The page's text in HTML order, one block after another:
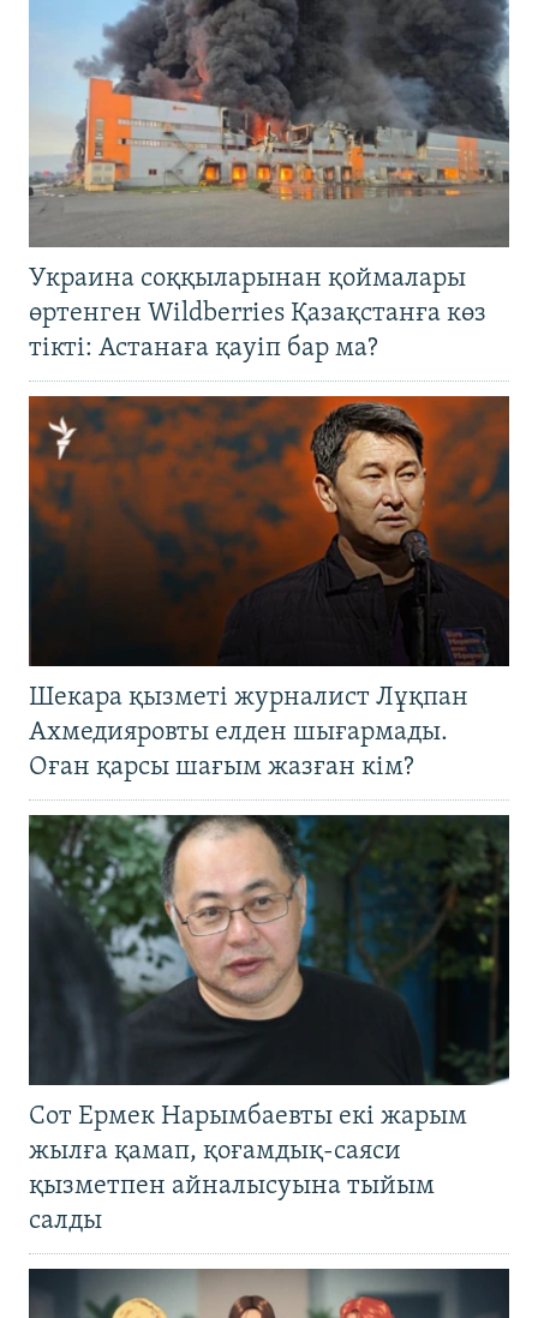
Украина соққыларынан қоймалары
өртенген Wildberries Қазақстанға көз
тікті: Астанаға қауіп бар ма?
Шекара қызметі журналист Лұқпан
Ахмедияровты елден шығармады.
Оған қарсы шағым жазған кім?
Сот Ермек Нарымбаевты екі жарым
жылға қамап, қоғамдық-саяси
қызметпен айналысуына тыйым
салды